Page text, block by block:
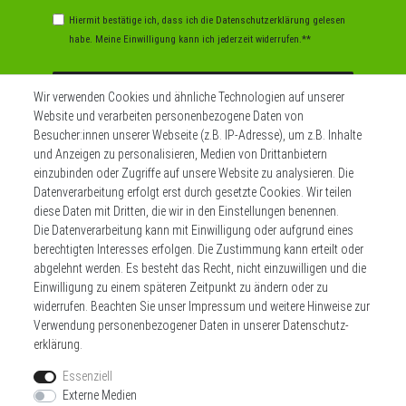
Hiermit bestätige ich, dass ich die Daten­schutz­erklärung gelesen
habe. Meine Einwilligung kann ich jederzeit widerrufen.**
** Hierbei handelt es sich um ein Pflichtfeld.
Widerrufs­recht Impressum
Daten­schutz­erklärung AGB Kontakt
Zahlen sie bequem per
Wir verwenden Cookies und ähnliche Technologien auf unserer
Website und verarbeiten personenbezogene Daten von
Besucher:innen unserer Webseite (z.B. IP-Adresse), um z.B. Inhalte
und Anzeigen zu personalisieren, Medien von Drittanbietern
einzubinden oder Zugriffe auf unsere Website zu analysieren. Die
Datenverarbeitung erfolgt erst durch gesetzte Cookies. Wir teilen
diese Daten mit Dritten, die wir in den Einstellungen benennen.
Die Datenverarbeitung kann mit Einwilligung oder aufgrund eines
berechtigten Interesses erfolgen. Die Zustimmung kann erteilt oder
abgelehnt werden. Es besteht das Recht, nicht einzuwilligen und die
Einwilligung zu einem späteren Zeitpunkt zu ändern oder zu
widerrufen. Beachten Sie unser Impressum und weitere Hinweise zur
Verwendung personenbezogener Daten in unserer Daten­schutz­
erklärung
Essenziell
Externe Medien